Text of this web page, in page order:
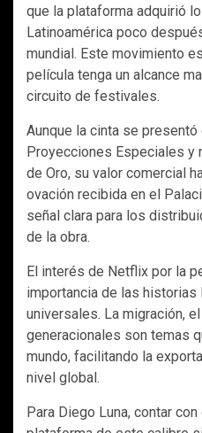
que la plataforma adquirió
Latinoamérica poco
mundial. Este movimiento
película tenga un alcance
circuito de festivales.
Aunque la cinta se
Proyecciones Especiales y
de Oro, su valor comercial
ovación recibida en el
señal clara para los
de la obra.
El interés de Netflix por la
importancia de las historias
universales. La migración,
generacionales son temas
mundo, facilitando la
nivel global.
Para Diego Luna, contar